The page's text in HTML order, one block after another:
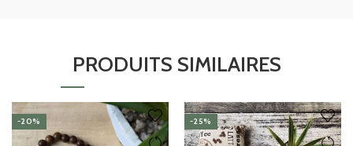
PRODUITS SIMILAIRES
-20% -25%